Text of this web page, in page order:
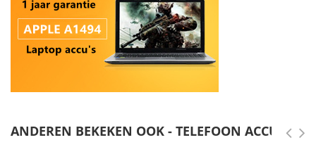
ANDEREN BEKEKEN OOK - TELEFOON ACCU'S